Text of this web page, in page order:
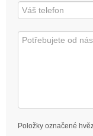
Položky označené